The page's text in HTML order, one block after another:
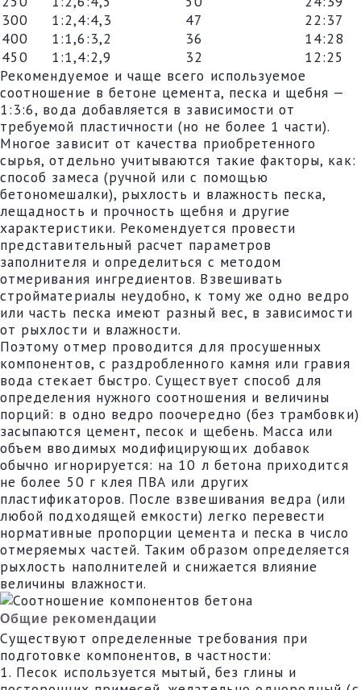
300
1:2,4:4,3 47
22:37
400
1:1,6:3,2 36
14:28
450
1:1,4:2,9 32
12:25
Рекомендуемое и чаще всего используемое
соотношение в бетоне цемента, песка и щебня —
1:3:6, вода добавляется в зависимости от
требуемой пластичности (но не более 1 части).
Многое зависит от качества приобретенного
сырья, отдельно учитываются такие факторы, как:
способ замеса (ручной или с помощью
бетономешалки), рыхлость и влажность песка,
лещадность и прочность щебня и другие
характеристики. Рекомендуется провести
представительный расчет параметров
заполнителя и определиться с методом
отмеривания ингредиентов. Взвешивать
стройматериалы неудобно, к тому же одно ведро
или часть песка имеют разный вес, в зависимости
от рыхлости и влажности.
Поэтому отмер проводится для просушенных
компонентов, с раздробленного камня или гравия
вода стекает быстро. Существует способ для
определения нужного соотношения и величины
порций: в одно ведро поочередно (без трамбовки)
засыпаются цемент, песок и щебень. Масса или
объем вводимых модифицирующих добавок
обычно игнорируется: на 10 л бетона приходится
не более 50 г клея ПВА или других
пластификаторов. После взвешивания ведра (или
любой подходящей емкости) легко перевести
нормативные пропорции цемента и песка в число
отмеряемых частей. Таким образом определяется
рыхлость наполнителей и снижается влияние
величины влажности.
Общие рекомендации
Существуют определенные требования при
подготовке компонентов, в частности:
1. Песок используется мытый, без глины и